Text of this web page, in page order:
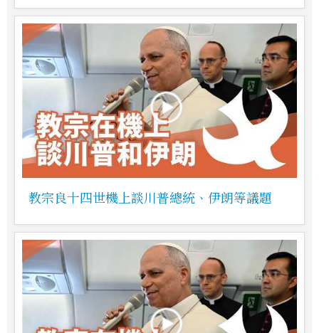
教宗良十四世機上談川普總統、伊朗等議題